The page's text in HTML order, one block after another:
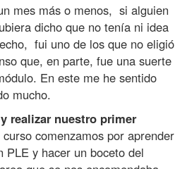
mes más o menos, si alguien
dicho que no tenía ni idea
fui uno de los que no eligió
que, en parte, fue una suerte
En este me he sentido
mucho.
realizar nuestro primer
curso comenzamos por aprender
PLE y hacer un boceto del